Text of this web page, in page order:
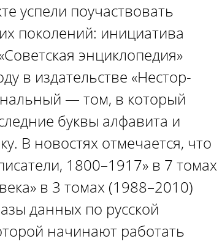
успели поучаствовать
поколений: инициатива
энциклопедия»
в издательстве «Нестор-
— том, в который
буквы алфавита и
В новостях отмечается, что
1800–1917» в 7 томах
в 3 томах (1988–2010)
данных по русской
начинают работать